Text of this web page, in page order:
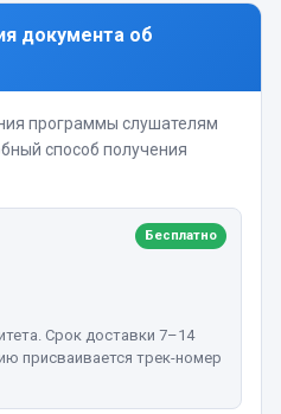
документа об
программы слушателям
способ получения
Бесплатно
Срок доставки 7–14
присваивается трек-номер